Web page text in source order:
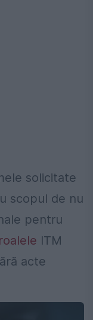
solicitate
scopul de nu
pentru
ITM
acte